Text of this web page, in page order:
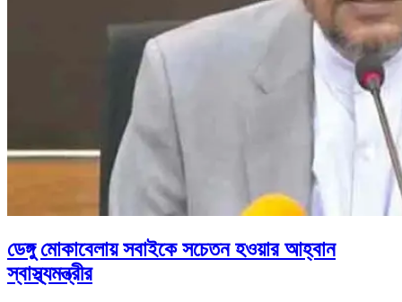
ডেঙ্গু মোকাবেলায় সবাইকে সচেতন হওয়ার আহ্বান
স্বাস্থ্যমন্ত্রীর